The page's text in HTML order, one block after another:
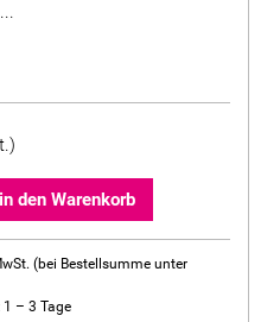
in den Warenkorb
(bei Bestellsumme unter
– 3 Tage